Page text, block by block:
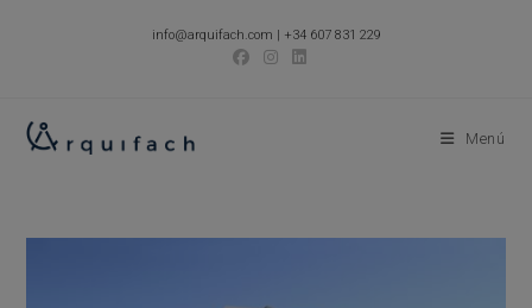
info@arquifach.com | +34 607 831 229
Menú